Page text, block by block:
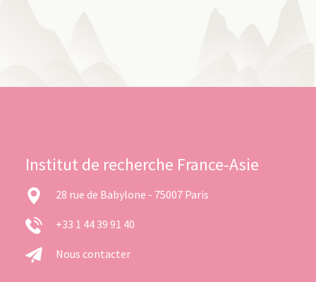
Institut de recherche France-Asie
28 rue de Babylone - 75007 Paris
+33 1 44 39 91 40
Nous contacter